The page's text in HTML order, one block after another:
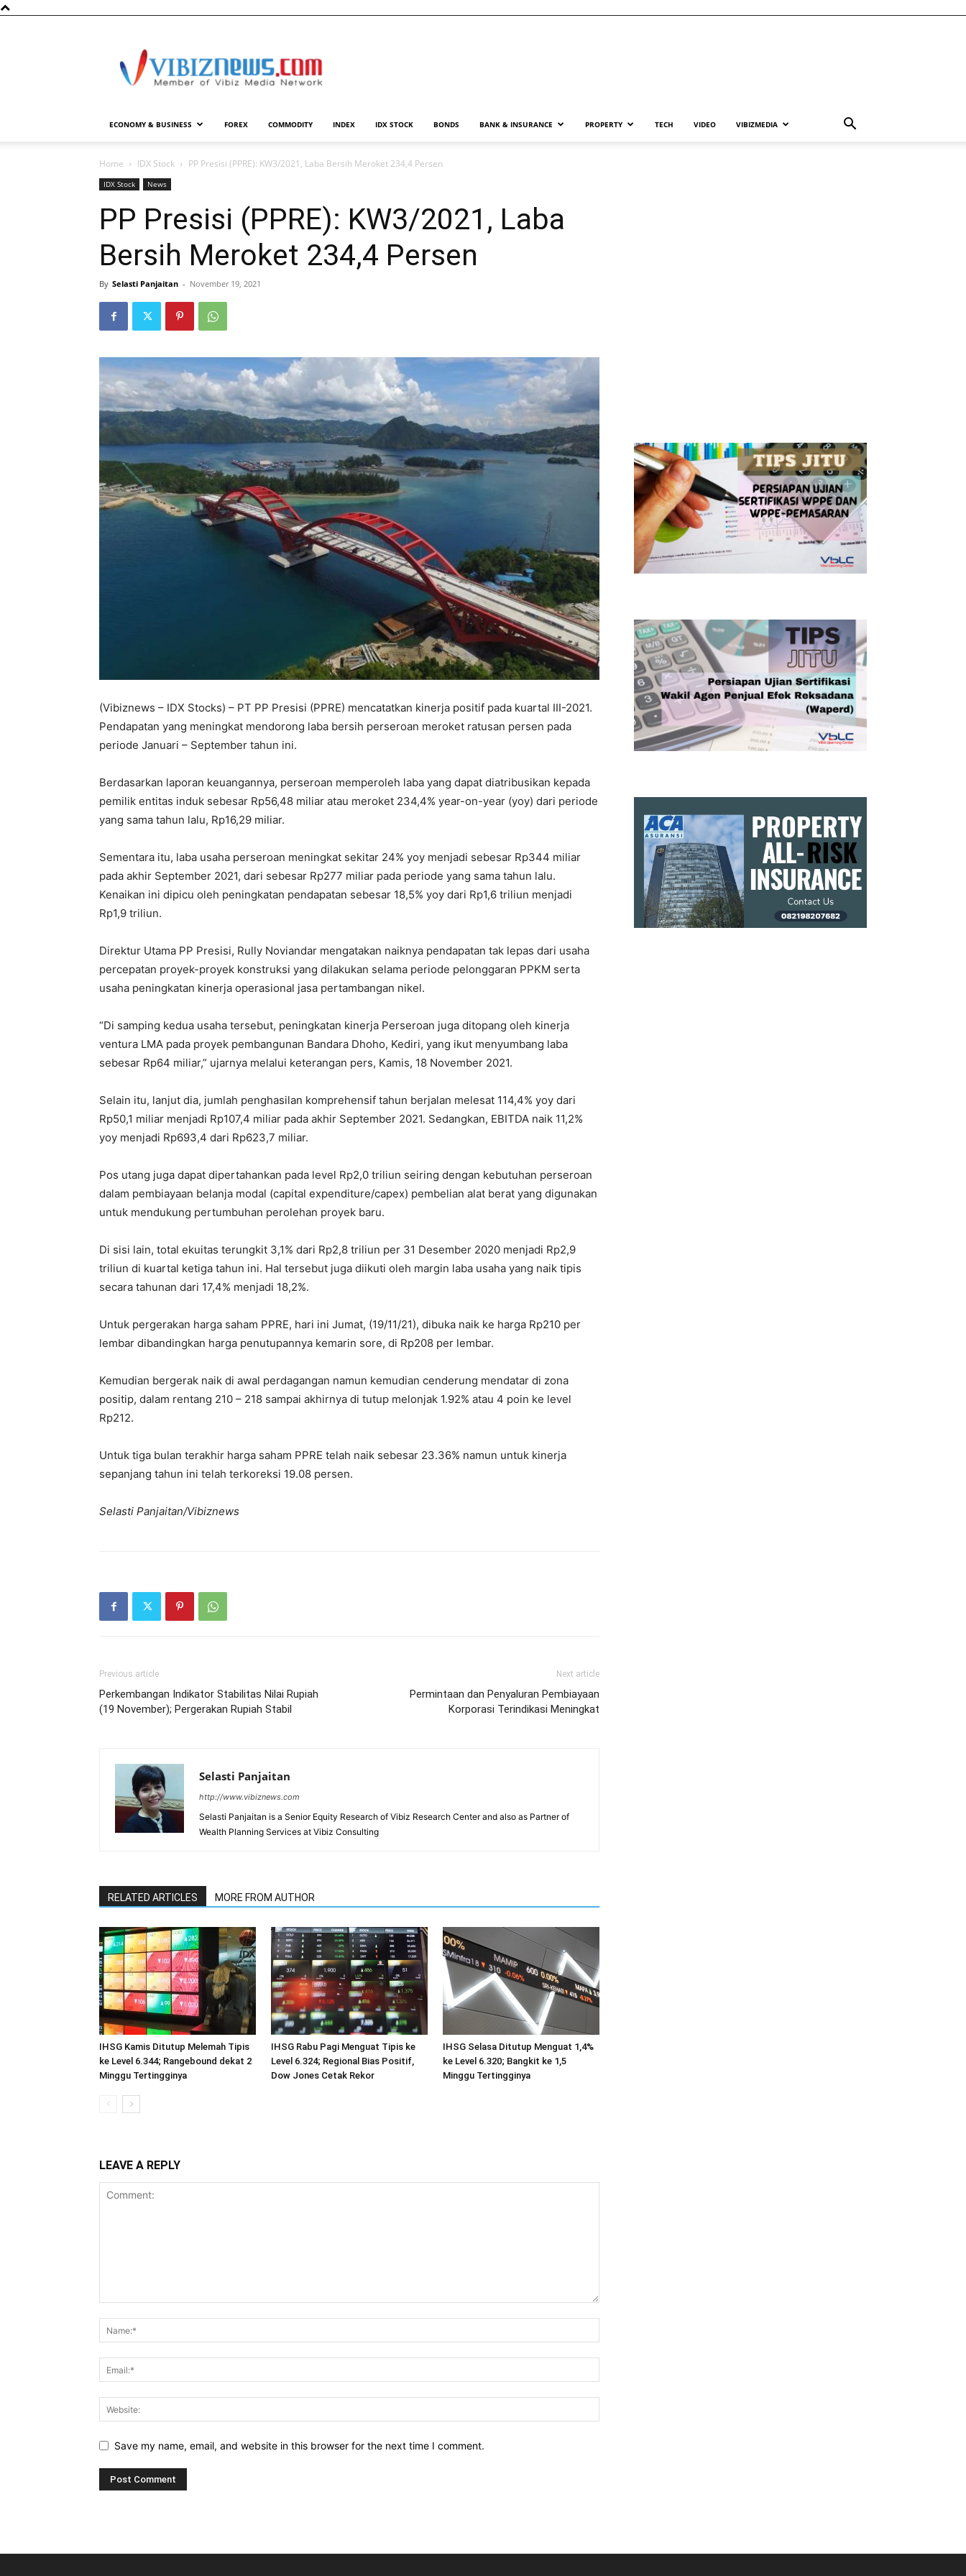
ECONOMY & BUSINESS FOREX COMMODITY INDEX IDX STOCK BONDS BANK & INSURANCE PROPERTY TECH VIDEO VIBIZMEDIA
Home IDX Stock PP Presisi (PPRE): KW3/2021, Laba Bersih Meroket 234,4 Persen
IDX Stock News
PP Presisi (PPRE): KW3/2021, Laba
Bersih Meroket 234,4 Persen
By Selasti Panjaitan - November 19, 2021
(Vibiznews – IDX Stocks) – PT PP Presisi (PPRE) mencatatkan kinerja positif pada kuartal III-2021.
Pendapatan yang meningkat mendorong laba bersih perseroan meroket ratusan persen pada
periode Januari – September tahun ini.
Berdasarkan laporan keuangannya, perseroan memperoleh laba yang dapat diatribusikan kepada
pemilik entitas induk sebesar Rp56,48 miliar atau meroket 234,4% year-on-year (yoy) dari periode
yang sama tahun lalu, Rp16,29 miliar.
Sementara itu, laba usaha perseroan meningkat sekitar 24% yoy menjadi sebesar Rp344 miliar
pada akhir September 2021, dari sebesar Rp277 miliar pada periode yang sama tahun lalu.
Kenaikan ini dipicu oleh peningkatan pendapatan sebesar 18,5% yoy dari Rp1,6 triliun menjadi
Rp1,9 triliun.
Direktur Utama PP Presisi, Rully Noviandar mengatakan naiknya pendapatan tak lepas dari usaha
percepatan proyek-proyek konstruksi yang dilakukan selama periode pelonggaran PPKM serta
usaha peningkatan kinerja operasional jasa pertambangan nikel.
“Di samping kedua usaha tersebut, peningkatan kinerja Perseroan juga ditopang oleh kinerja
ventura LMA pada proyek pembangunan Bandara Dhoho, Kediri, yang ikut menyumbang laba
sebesar Rp64 miliar,” ujarnya melalui keterangan pers, Kamis, 18 November 2021.
Selain itu, lanjut dia, jumlah penghasilan komprehensif tahun berjalan melesat 114,4% yoy dari
Rp50,1 miliar menjadi Rp107,4 miliar pada akhir September 2021. Sedangkan, EBITDA naik 11,2%
yoy menjadi Rp693,4 dari Rp623,7 miliar.
Pos utang juga dapat dipertahankan pada level Rp2,0 triliun seiring dengan kebutuhan perseroan
dalam pembiayaan belanja modal (capital expenditure/capex) pembelian alat berat yang digunakan
untuk mendukung pertumbuhan perolehan proyek baru.
Di sisi lain, total ekuitas terungkit 3,1% dari Rp2,8 triliun per 31 Desember 2020 menjadi Rp2,9
triliun di kuartal ketiga tahun ini. Hal tersebut juga diikuti oleh margin laba usaha yang naik tipis
secara tahunan dari 17,4% menjadi 18,2%.
Untuk pergerakan harga saham PPRE, hari ini Jumat, (19/11/21), dibuka naik ke harga Rp210 per
lembar dibandingkan harga penutupannya kemarin sore, di Rp208 per lembar.
Kemudian bergerak naik di awal perdagangan namun kemudian cenderung mendatar di zona
positip, dalam rentang 210 – 218 sampai akhirnya di tutup melonjak 1.92% atau 4 poin ke level
Rp212.
Untuk tiga bulan terakhir harga saham PPRE telah naik sebesar 23.36% namun untuk kinerja
sepanjang tahun ini telah terkoreksi 19.08 persen.
Selasti Panjaitan/Vibiznews
Previous article
Perkembangan Indikator Stabilitas Nilai Rupiah
(19 November); Pergerakan Rupiah Stabil
Next article
Permintaan dan Penyaluran Pembiayaan
Korporasi Terindikasi Meningkat
Selasti Panjaitan
http://www.vibiznews.com
Selasti Panjaitan is a Senior Equity Research of Vibiz Research Center and also as Partner of
Wealth Planning Services at Vibiz Consulting
RELATED ARTICLES MORE FROM AUTHOR
IHSG Kamis Ditutup Melemah Tipis
ke Level 6.344; Rangebound dekat 2
Minggu Tertingginya
IHSG Rabu Pagi Menguat Tipis ke
Level 6.324; Regional Bias Positif,
Dow Jones Cetak Rekor
IHSG Selasa Ditutup Menguat 1,4%
ke Level 6.320; Bangkit ke 1,5
Minggu Tertingginya
LEAVE A REPLY
Save my name, email, and website in this browser for the next time I comment.